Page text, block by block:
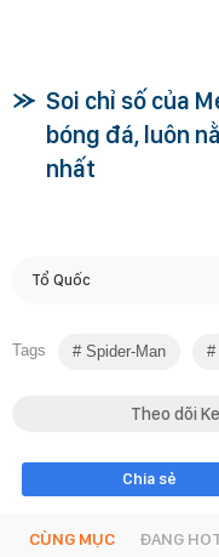
Soi chỉ số của
bóng đá, luôn
nhất
Tổ Quốc
Tags Spider-Man
Theo dõi
Chia sẻ
CÙNG MỤC ĐANG